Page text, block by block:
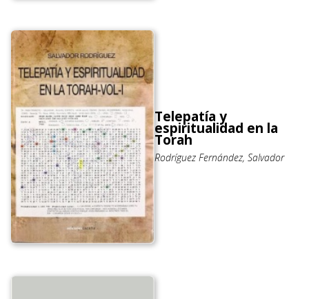
Telepatía y
espiritualidad en la
Torah
Rodríguez Fernández, Salvador